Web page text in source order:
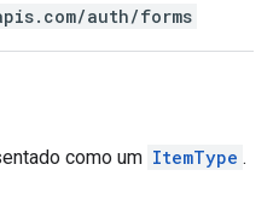
auth/forms
como um ItemType .